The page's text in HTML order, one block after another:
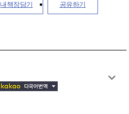
내책장담기 공유하기